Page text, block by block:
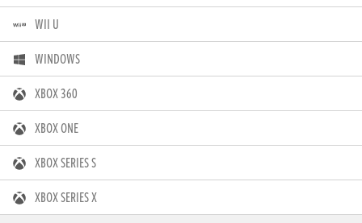
WII U
WINDOWS
XBOX 360
XBOX ONE
XBOX SERIES S
XBOX SERIES X